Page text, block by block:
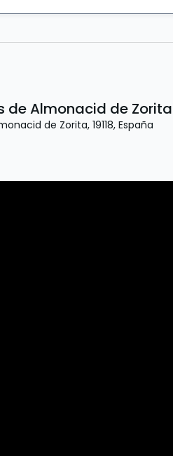
de Almonacid de Zorita
de Zorita, 19118, España